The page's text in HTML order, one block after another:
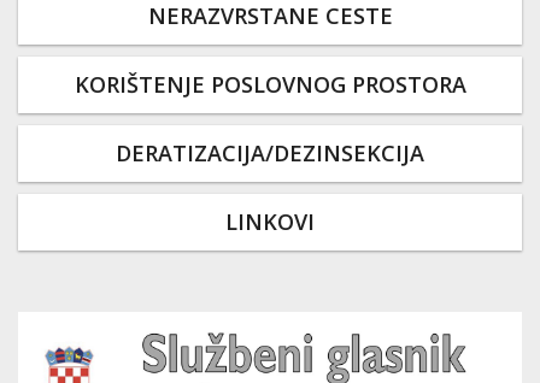
NERAZVRSTANE CESTE
KORIŠTENJE POSLOVNOG PROSTORA
DERATIZACIJA/DEZINSEKCIJA
LINKOVI